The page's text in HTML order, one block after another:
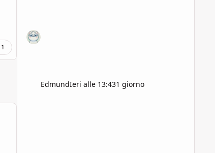
1
EdmundIeri alle 13:431 giorno